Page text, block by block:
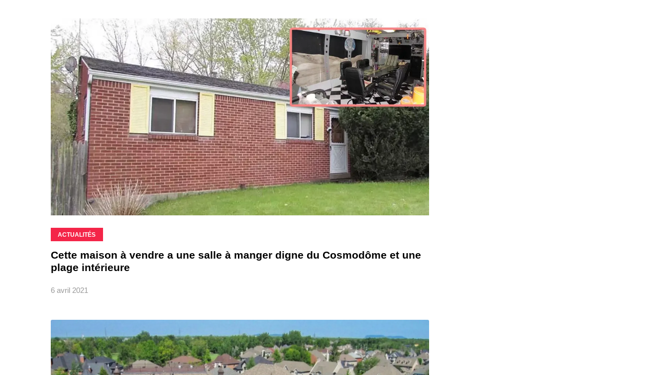
ACTUALITÉS
Cette maison à vendre a une salle à manger digne du Cosmodôme et une
plage intérieure
6 avril 2021